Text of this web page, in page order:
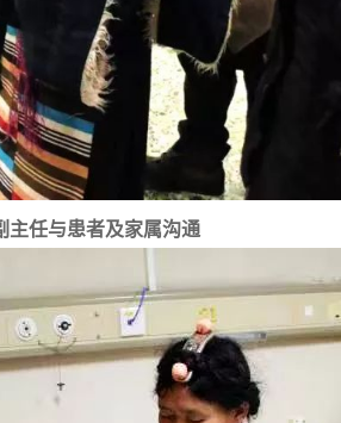
主任与患者及家属沟通